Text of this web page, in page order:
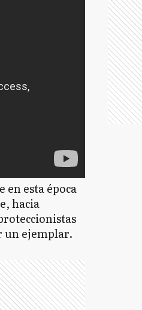
en esta época
hacia
un ejemplar.